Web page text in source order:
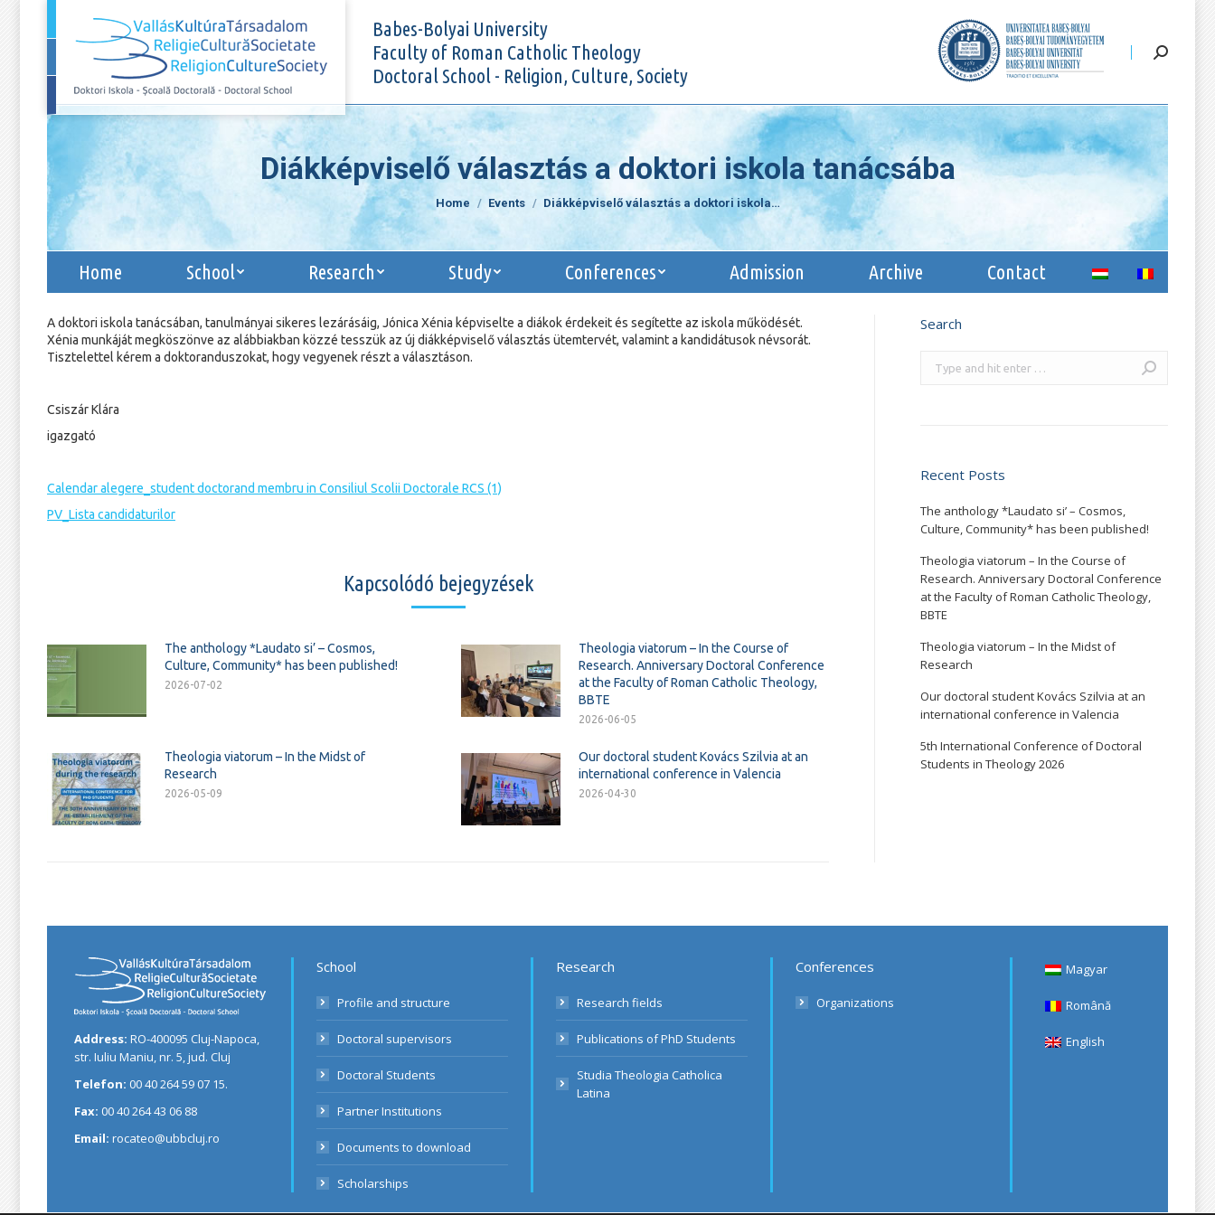
Babes-Bolyai University
Faculty of Roman Catholic Theology
Doctoral School - Religion, Culture, Society
Home School Research Study Conferences Admission Archive Contact
Diákképviselő választás a doktori iskola tanácsába
You are here:
Home Events Diákképviselő választás a doktori iskola…
A doktori iskola tanácsában, tanulmányai sikeres lezárásáig, Jónica Xénia képviselte a diákok érdekeit és segítette az iskola működését.
Xénia munkáját megköszönve az alábbiakban közzé tesszük az új diákképviselő választás ütemtervét, valamint a kandidátusok névsorát.
Tisztelettel kérem a doktoranduszokat, hogy vegyenek részt a választáson.
Csiszár Klára
igazgató
Calendar alegere_student doctorand membru in Consiliul Scolii Doctorale RCS (1)
PV_Lista candidaturilor
Kapcsolódó bejegyzések
The anthology *Laudato si’ – Cosmos,
Culture, Community* has been published!
2026-07-02
Theologia viatorum – In the Course of
Research. Anniversary Doctoral Conference
at the Faculty of Roman Catholic Theology,
BBTE
2026-06-05
Theologia viatorum – In the Midst of
Research
2026-05-09
Our doctoral student Kovács Szilvia at an
international conference in Valencia
2026-04-30
Search
Recent Posts
The anthology *Laudato si’ – Cosmos,
Culture, Community* has been published!
Theologia viatorum – In the Course of
Research. Anniversary Doctoral Conference
at the Faculty of Roman Catholic Theology,
BBTE
Theologia viatorum – In the Midst of
Research
Our doctoral student Kovács Szilvia at an
international conference in Valencia
5th International Conference of Doctoral
Students in Theology 2026
Address: RO-400095 Cluj-Napoca,
str. Iuliu Maniu, nr. 5, jud. Cluj
Telefon: 00 40 264 59 07 15.
Fax: 00 40 264 43 06 88
Email: rocateo@ubbcluj.ro
School
Profile and structure
Doctoral supervisors
Doctoral Students
Partner Institutions
Documents to download
Scholarships
Research
Research fields
Publications of PhD Students
Studia Theologia Catholica
Latina
Conferences
Organizations
Magyar
Română
English
Home School Research Study Archive Contact